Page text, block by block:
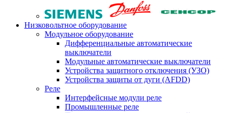
Низковольтное оборудование
Модульное оборудование
Дифференциальные автоматические
выключатели
Модульные автоматические выключатели
Устройства защитного отключения (УЗО)
Устройства защиты от дуги (AFDD)
Реле
Интерфейсные модули реле
Промышленные реле